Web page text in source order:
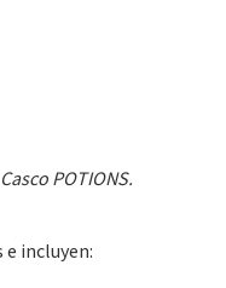
POTIONS.
e incluyen: